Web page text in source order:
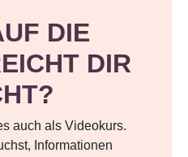
DIE
DIR
auch als Videokurs.
Informationen